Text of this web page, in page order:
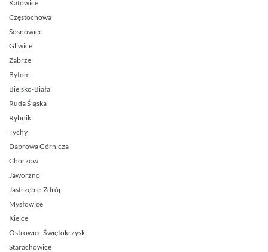
Katowice
Częstochowa
Sosnowiec
Gliwice
Zabrze
Bytom
Bielsko-Biała
Ruda Śląska
Rybnik
Tychy
Dąbrowa Górnicza
Chorzów
Jaworzno
Jastrzębie-Zdrój
Mysłowice
Kielce
Ostrowiec Świętokrzyski
Starachowice